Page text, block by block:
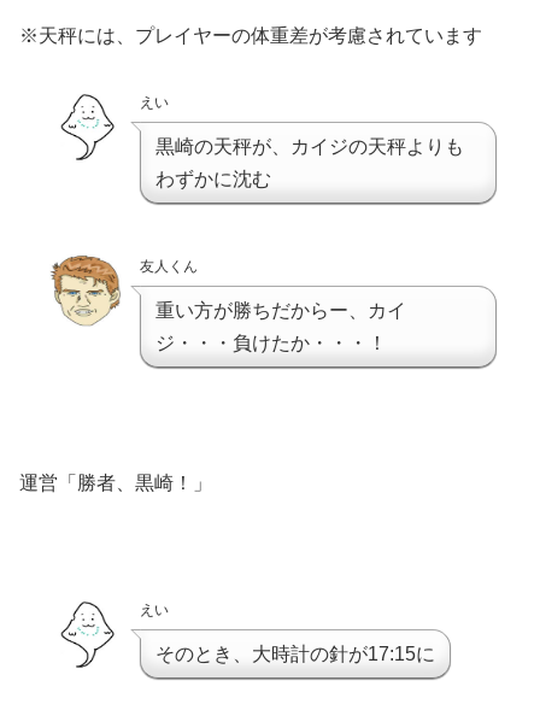
※天秤には、プレイヤーの体重差が考慮されています
えい
黒崎の天秤が、カイジの天秤よりも
わずかに沈む
友人くん
重い方が勝ちだからー、カイ
ジ・・・負けたか・・・！
運営「勝者、黒崎！」
えい
そのとき、大時計の針が17:15に